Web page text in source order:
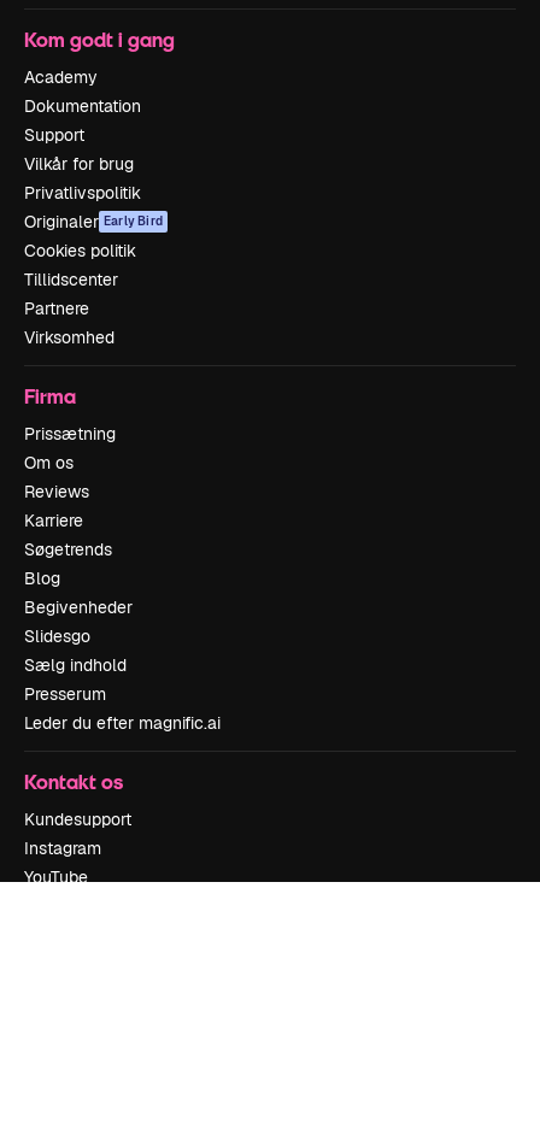
Kom godt i gang
Academy
Dokumentation
Support
Vilkår for brug
Privatlivspolitik
Originaler Early Bird
Cookies politik
Tillidscenter
Partnere
Virksomhed
Firma
Prissætning
Om os
Reviews
Karriere
Søgetrends
Blog
Begivenheder
Slidesgo
Sælg indhold
Presserum
Leder du efter magnific.ai
Kontakt os
Kundesupport
Instagram
YouTube